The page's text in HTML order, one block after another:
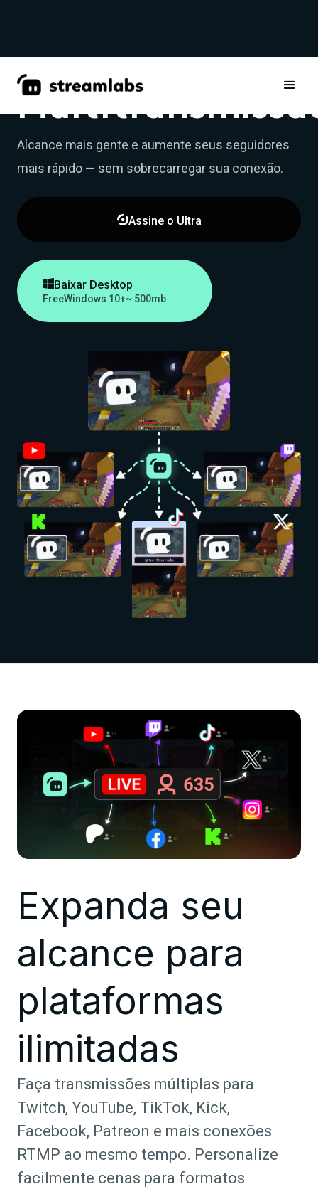
Alcance mais gente e aumente seus seguidores
mais rápido — sem sobrecarregar sua conexão.
Assine o Ultra
Baixar Desktop
FreeWindows 10+~ 500mb
Expanda seu
alcance para
plataformas
ilimitadas
Faça transmissões múltiplas para
Twitch, YouTube, TikTok, Kick,
Facebook, Patreon e mais conexões
RTMP ao mesmo tempo. Personalize
facilmente cenas para formatos